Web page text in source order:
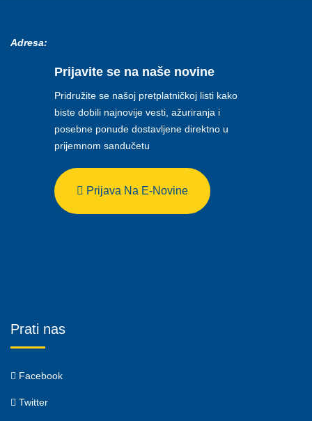
Adresa:
Prijavite se na naše novine
Pridružite se našoj pretplatničkoj listi kako
biste dobili najnovije vesti, ažuriranja i
posebne ponude dostavljene direktno u
prijemnom sandučetu
Prijava Na E-Novine
Prati nas
Facebook
Twitter